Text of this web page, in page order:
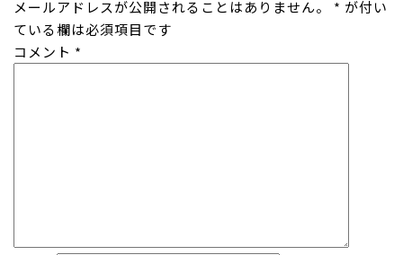
ズ
メールアドレスが公開されることはありません。 * が付い
ている欄は必須項目です
コメント *